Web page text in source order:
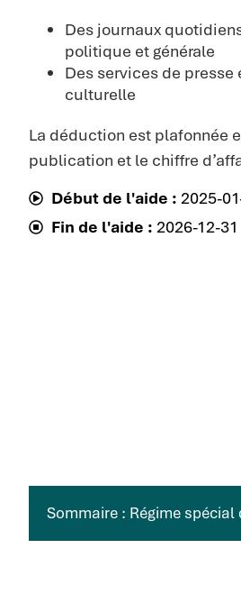
Des journaux
politique et générale
Des services de
culturelle
La déduction est plafonnée
publication et le chiffre
Début de l'aide : 2025-
Fin de l'aide : 2026-12-31
Sommaire : Régime